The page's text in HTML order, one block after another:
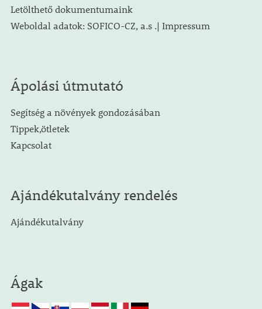
Letölthető dokumentumaink
Weboldal adatok: SOFICO-CZ, a.s .| Impressum
Ápolási útmutató
Segítség a növények gondozásában
Tippek,ötletek
Kapcsolat
Ajándékutalvány rendelés
Ajándékutalvány
Ágak